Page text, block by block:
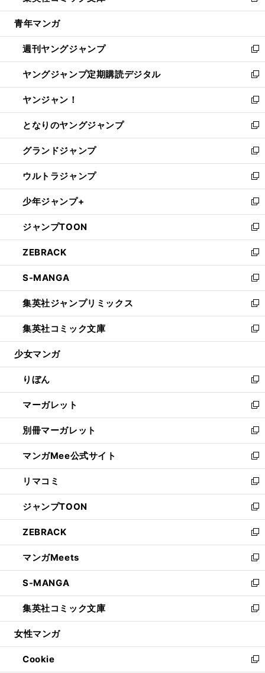
開
ウ
開
く
ン
ウ
で
開
く
ウ
ン
ド
ウ
で
開
く
し
ウ
ィ
ン
ド
ウ
で
開
く
青年マンガ
週刊ヤングジャンプ
新
し
い
ウ
ィ
ン
ド
ウ
で
開
く
ヤングジャンプ定期購読デジタル
新
し
い
ウ
ィ
ン
ド
ウ
で
開
く
ヤンジャン！
新
し
い
ウ
ィ
ン
ド
ウ
で
開
く
となりのヤングジャンプ
新
し
い
ウ
ィ
ン
ド
ウ
で
開
く
グランドジャンプ
新
し
い
ウ
ィ
ン
ド
ウ
で
開
く
ウルトラジャンプ
新
し
い
ウ
ィ
ン
ド
ウ
で
開
く
少年ジャンプ+
新
し
い
ウ
ィ
ン
ド
ウ
で
開
く
ジャンプTOON
新
し
い
ウ
ィ
ン
ド
ウ
で
開
ZEBRACK
新
し
い
ウ
ィ
ン
ド
ウ
開
く
S-MANGA
新
し
い
ウ
ィ
ン
ウ
で
開
く
集英社ジャンプリミックス
新
し
い
ウ
ン
ド
ウ
で
開
く
集英社コミック文庫
新
し
ウ
ィ
ン
ド
ウ
で
開
く
少女マンガ
りぼん
新
し
い
ウ
ィ
ン
ド
ウ
で
開
く
マーガレット
新
し
い
ウ
ィ
ン
ド
ウ
で
開
く
別冊マーガレット
新
し
い
ウ
ィ
ン
ド
ウ
で
開
く
マンガMee公式サイト
新
し
い
ウ
ィ
ン
ド
ウ
で
開
く
リマコミ
新
し
い
ウ
ィ
ン
ド
ウ
で
開
く
ジャンプTOON
新
し
い
ウ
ィ
ン
ド
ウ
で
開
ZEBRACK
新
し
い
ウ
ィ
ン
ド
ウ
開
く
マンガMeets
新
し
い
ウ
ィ
ン
ウ
で
S-MANGA
新
し
い
ウ
ン
ド
集英社コミック文庫
新
し
ウ
ィ
女性マンガ
Cookie
新